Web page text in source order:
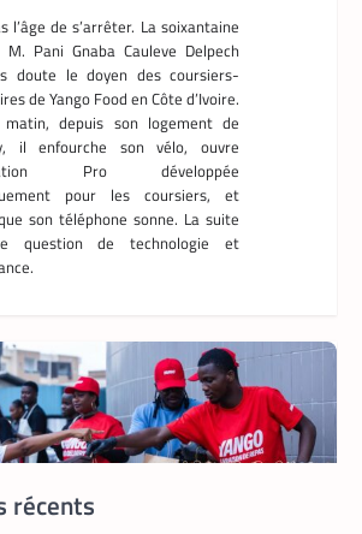
l’âge de s’arrêter. La soixantaine
M. Pani Gnaba Cauleve Delpech
doute le doyen des coursiers-
de Yango Food en Côte d’Ivoire.
matin, depuis son logement de
il enfourche son vélo, ouvre
Pro développée
pour les coursiers, et
son téléphone sonne. La suite
question de technologie et
récents